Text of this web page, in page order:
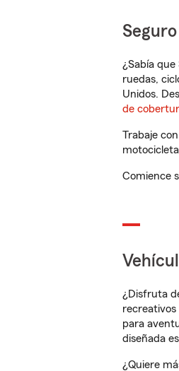
¿Sabía
ruedas,
Unidos.
de
Trabaje
Comience
¿Disfruta
recreativos
para
diseñada
¿Quiere